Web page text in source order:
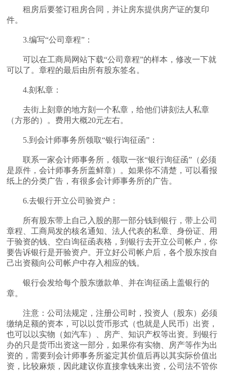
租房后要签订租房合同，并让房东提供房产证的复印
件。
3.编写“公司章程”：
可以在工商局网站下载“公司章程”的样本，修改一下就
可以了。章程的最后由所有股东签名。
4.刻私章：
去街上刻章的地方刻一个私章，给他们讲刻法人私章
（方形的）。费用大概20元左右。
5.到会计师事务所领取“银行询征函”：
联系一家会计师事务所，领取一张“银行询征函”（必须
是原件，会计师事务所盖鲜章）。如果你不清楚，可以看报
纸上的分类广告，有很多会计师事务所的广告。
6.去银行开立公司验资户：
所有股东带上自己入股的那一部分钱到银行，带上公司
章程、工商局发的核名通知、法人代表的私章、身份证、用
于验资的钱、空白询征函表格，到银行去开立公司帐户，你
要告诉银行是开验资户。开立好公司帐户后，各个股东按自
己出资额向公司帐户中存入相应的钱。
银行会发给每个股东缴款单、并在询征函上盖银行的
章。
注意：公司法规定，注册公司时，投资人（股东）必须
缴纳足额的资本，可以以货币形式（也就是人民币）出资，
也可以以实物（如汽车）、房产、知识产权等出资。到银行
办的只是货币出资这一部分，如果你有实物、房产等作为出
资的，需要到会计师事务所鉴定其价值后再以其实际价值出
资，比较麻烦，因此建议你直接拿钱来出资，公司法不管你